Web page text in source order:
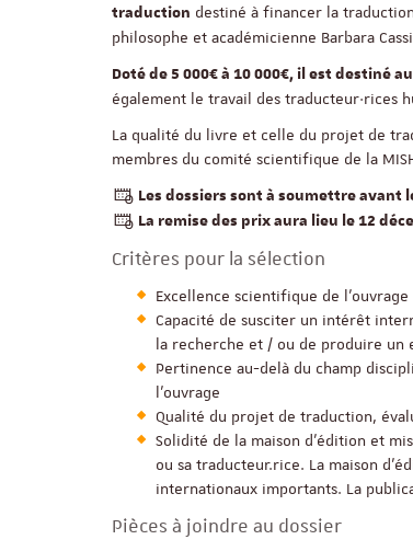
traduction destiné à financer la
philosophe et académicienne Barbara
Doté de 5 000€ à 10 000€, il est destiné
également le travail des traducteur·rices
La qualité du livre et celle du projet de
membres du comité scientifique de la
Les dossiers sont à soumettre avant
La remise des prix aura lieu le 12
Critères pour la sélection
Excellence scientifique de l’ouvrage
Capacité de susciter un intérêt
la recherche et / ou de produire
Pertinence au-delà du champ
l’ouvrage
Qualité du projet de traduction,
Solidité de la maison d’édition et
ou sa traducteur.rice. La maison
internationaux importants. La
Pièces à joindre au dossier